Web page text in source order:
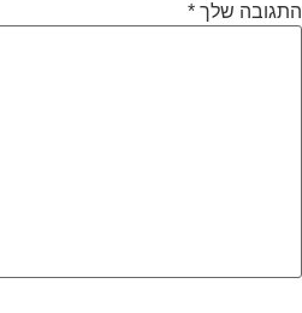
התגובה שלך *